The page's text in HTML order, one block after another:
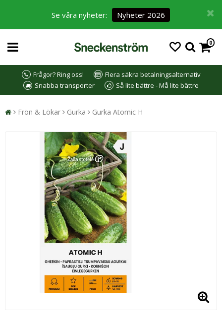
Se våra nyheter: Nyheter 2026
0
Frågor? Ring oss!
Flera säkra betalningsalternativ
Snabba transporter
Så lite bättre - Må lite bättre
Frön & Lökar Gurka Gurka Atomic H